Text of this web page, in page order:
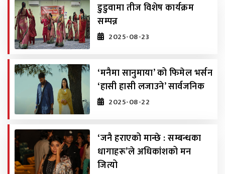
डुडुवामा तीज विशेष कार्यक्रम
सम्पन्न
2025-08-23
‘मनैमा सानुमाया’ को फिमेल भर्सन
‘हासी हासी लजाउने’ सार्वजनिक
2025-08-22
‘जनै हराएको मान्छे : सम्बन्धका
धागाहरू’ले अधिकांशको मन
जित्यो